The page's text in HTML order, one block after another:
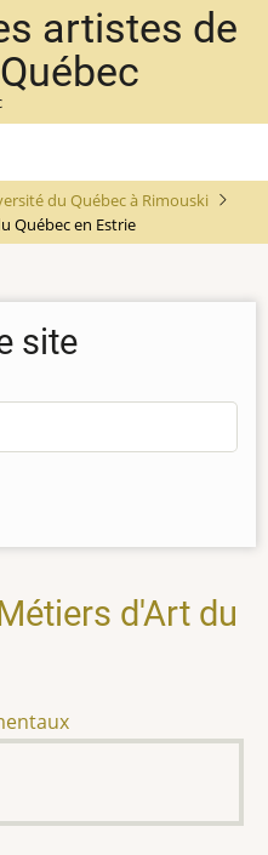
artistes de
du Québec à Rimouski
Québec en Estrie
site
d'Art du